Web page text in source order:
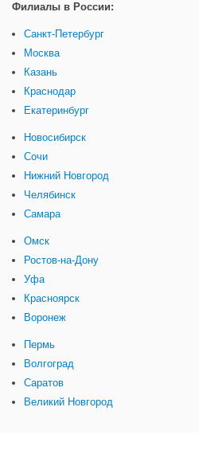
Филиалы в России:
Санкт-Петербург
Москва
Казань
Краснодар
Екатеринбург
Новосибирск
Сочи
Нижний Новгород
Челябинск
Самара
Омск
Ростов-на-Дону
Уфа
Красноярск
Воронеж
Пермь
Волгоград
Саратов
Великий Новгород